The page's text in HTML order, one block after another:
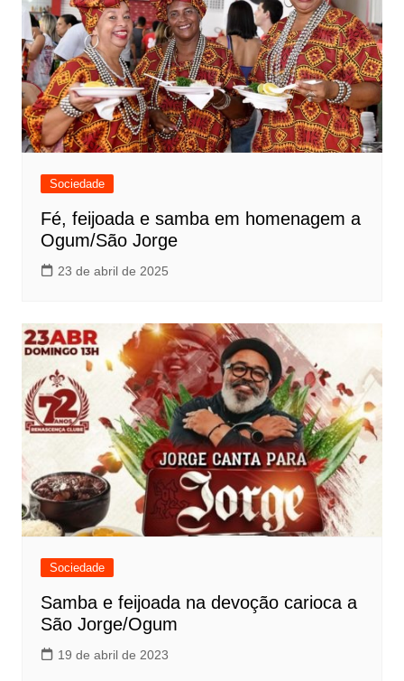
Sociedade
Fé, feijoada e samba em homenagem a
Ogum/São Jorge
23 de abril de 2025
Sociedade
Samba e feijoada na devoção carioca a
São Jorge/Ogum
19 de abril de 2023